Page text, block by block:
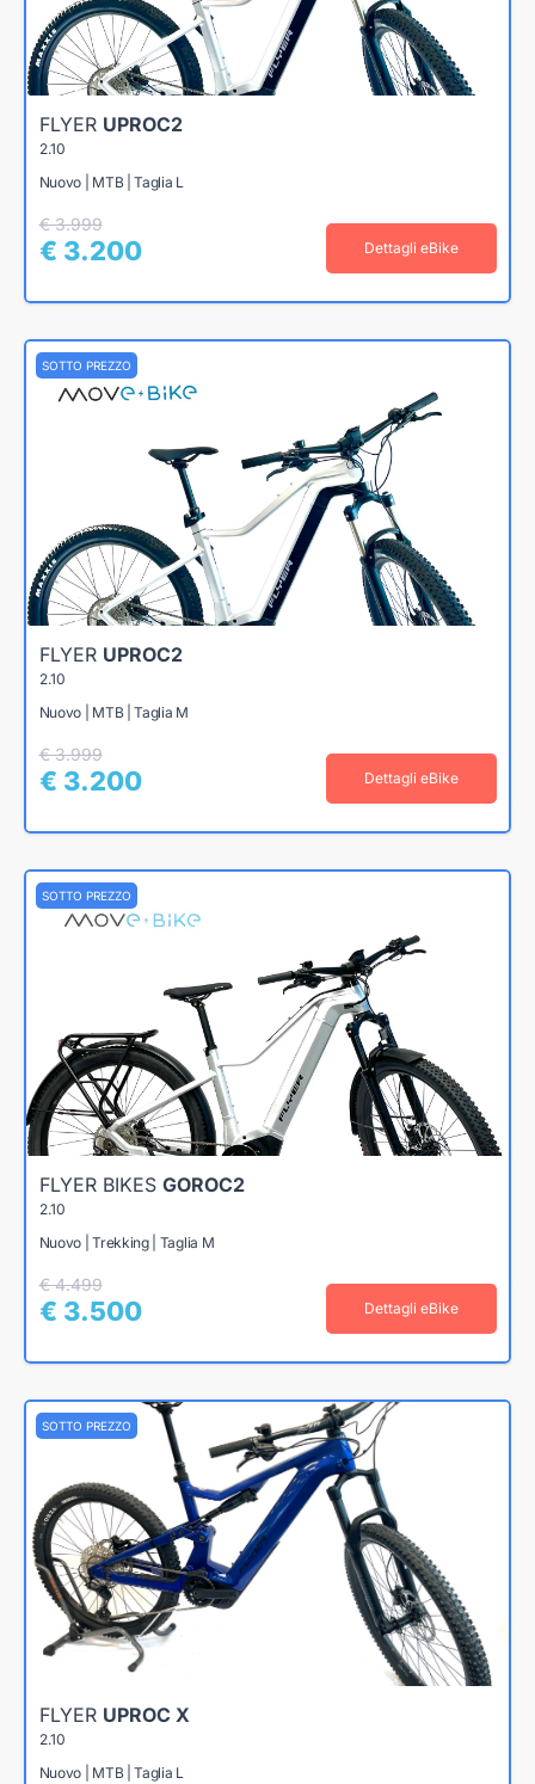
FLYER UPROC2
2.10
Nuovo | MTB | Taglia L
€ 3.999
€ 3.200 Dettagli eBike
SOTTO PREZZO
FLYER UPROC2
2.10
Nuovo | MTB | Taglia M
€ 3.999
€ 3.200 Dettagli eBike
SOTTO PREZZO
FLYER BIKES GOROC2
2.10
Nuovo | Trekking | Taglia M
€ 4.499
€ 3.500 Dettagli eBike
SOTTO PREZZO
FLYER UPROC X
2.10
Nuovo | MTB | Taglia L